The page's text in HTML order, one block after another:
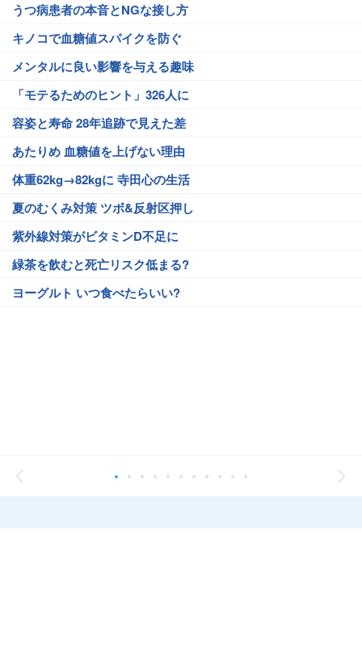
うつ病患者の本音とNGな接し方
キノコで血糖値スパイクを防ぐ
メンタルに良い影響を与える趣味
「モテるためのヒント」326人に
容姿と寿命 28年追跡で見えた差
あたりめ 血糖値を上げない理由
体重62kg→82kgに 寺田心の生活
夏のむくみ対策 ツボ&反射区押し
紫外線対策がビタミンD不足に
緑茶を飲むと死亡リスク低まる?
ヨーグルト いつ食べたらいい?